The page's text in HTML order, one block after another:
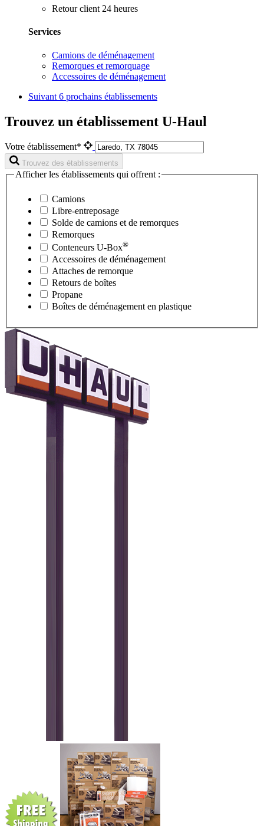
Retour client 24 heures
Services
Camions de déménagement
Remorques et remorquage
Accessoires de déménagement
Suivant 6 prochains établissements
Trouvez un établissement U-Haul
Votre établissement*
Trouvez des établissements
Afficher les établissements qui offrent :
Camions
Libre-entreposage
Solde de camions et de remorques
Remorques
Conteneurs U-Box®
Accessoires de déménagement
Attaches de remorque
Retours de boîtes
Propane
Boîtes de déménagement en plastique